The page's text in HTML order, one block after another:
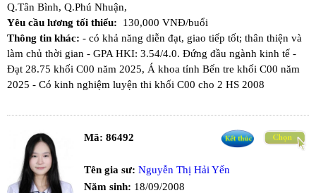
Q.Tân Bình, Q.Phú Nhuận,
Yêu cầu lương tối thiểu:
130,000 VNĐ/buổi
Thông tin khác: - có khả năng diễn đạt, giao tiếp tốt; thân thiện và
làm chủ thời gian - GPA HKI: 3.54/4.0. Đứng đầu ngành kinh tế -
Đạt 28.75 khối C00 năm 2025, Á khoa tỉnh Bến tre khối C00 năm
2025 - Có kinh nghiệm luyện thi khối C00 cho 2 HS 2008
Mã: 86492
Tên gia sư: Nguyễn Thị Hải Yến
Năm sinh: 18/09/2008